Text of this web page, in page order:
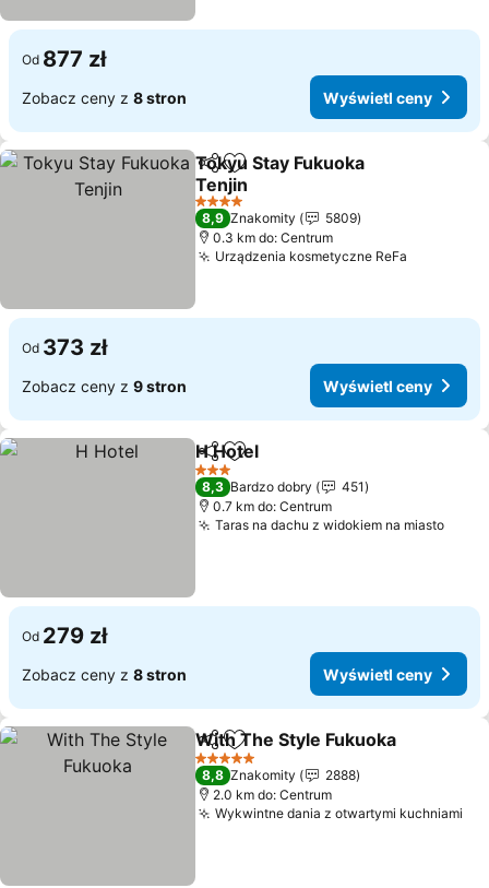
Od 877 zł
Zobacz ceny z 8 stron Wyświetl ceny
Udostępnij
Dodaj do ulubionych
Tokyu Stay Fukuoka
Tenjin
Wyświetl ceny
4 Kategoria
8,9 Znakomity
5809
0.3 km do: Centrum
Urządzenia kosmetyczne ReFa
Od 373 zł
Zobacz ceny z 9 stron Wyświetl ceny
UdostępnijDodaj do ulubionych
H Hotel
3 Kategoria
8,3 Bardzo dobry
451
0.7 km do: Centrum
Taras na dachu z widokiem na miasto
Od 279 zł
Zobacz ceny z 8 stron Wyświetl ceny
Udostępnij
Dodaj do ulubionych
With The Style Fukuoka
5 Kategoria
8,8 Znakomity
2888
2.0 km do: Centrum
Wykwintne dania z otwartymi kuchniami